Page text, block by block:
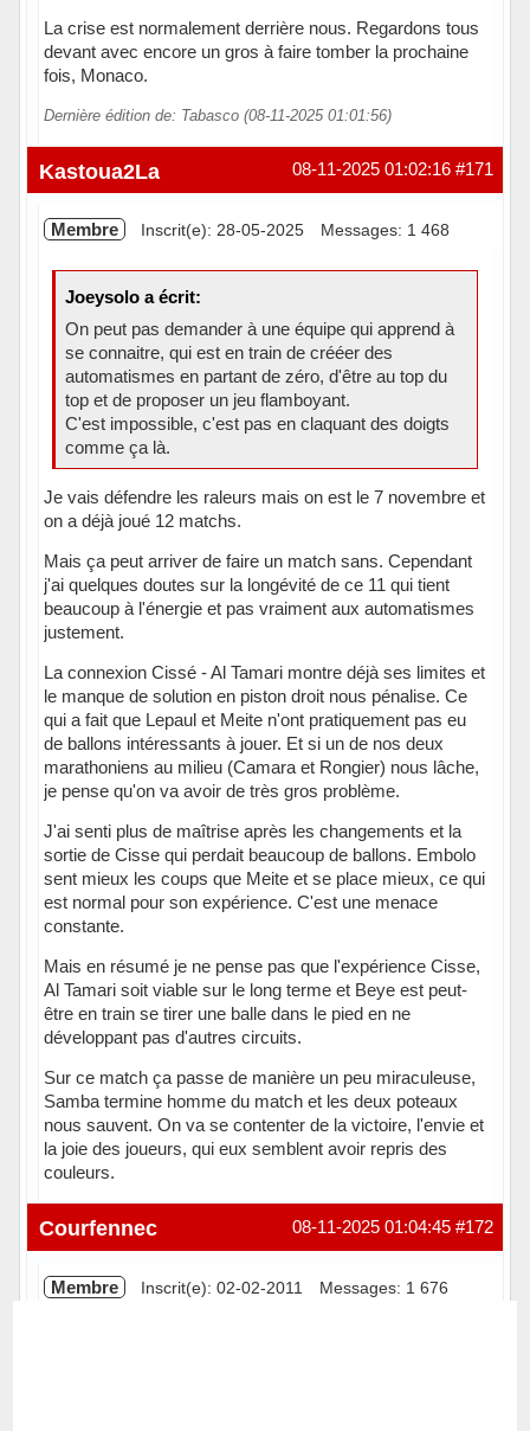
La crise est normalement derrière nous. Regardons tous
devant avec encore un gros à faire tomber la prochaine
fois, Monaco.
Dernière édition de: Tabasco (08-11-2025 01:01:56)
Hors ligne #171
08-11-2025 01:02:16
Kastoua2La
Membre Inscrit(e): 28-05-2025 Messages: 1 468
Joeysolo a écrit:
On peut pas demander à une équipe qui apprend à
se connaitre, qui est en train de crééer des
automatismes en partant de zéro, d'être au top du
top et de proposer un jeu flamboyant.
C'est impossible, c'est pas en claquant des doigts
comme ça là.
Je vais défendre les raleurs mais on est le 7 novembre et
on a déjà joué 12 matchs.
Mais ça peut arriver de faire un match sans. Cependant
j'ai quelques doutes sur la longévité de ce 11 qui tient
beaucoup à l'énergie et pas vraiment aux automatismes
justement.
La connexion Cissé - Al Tamari montre déjà ses limites et
le manque de solution en piston droit nous pénalise. Ce
qui a fait que Lepaul et Meite n'ont pratiquement pas eu
de ballons intéressants à jouer. Et si un de nos deux
marathoniens au milieu (Camara et Rongier) nous lâche,
je pense qu'on va avoir de très gros problème.
J'ai senti plus de maîtrise après les changements et la
sortie de Cisse qui perdait beaucoup de ballons. Embolo
sent mieux les coups que Meite et se place mieux, ce qui
est normal pour son expérience. C'est une menace
constante.
Mais en résumé je ne pense pas que l'expérience Cisse,
Al Tamari soit viable sur le long terme et Beye est peut-
être en train se tirer une balle dans le pied en ne
développant pas d'autres circuits.
Sur ce match ça passe de manière un peu miraculeuse,
Samba termine homme du match et les deux poteaux
nous sauvent. On va se contenter de la victoire, l'envie et
la joie des joueurs, qui eux semblent avoir repris des
couleurs.
Hors ligne #172
08-11-2025 01:04:45
Courfennec
Membre Inscrit(e): 02-02-2011 Messages: 1 676